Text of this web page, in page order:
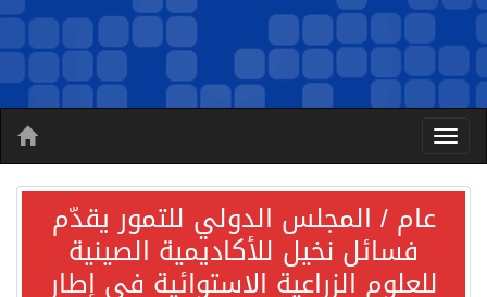
عام / المجلس الدولي للتمور يقدّم
فسائل نخيل للأكاديمية الصينية
للعلوم الزراعية الاستوائية في إطار